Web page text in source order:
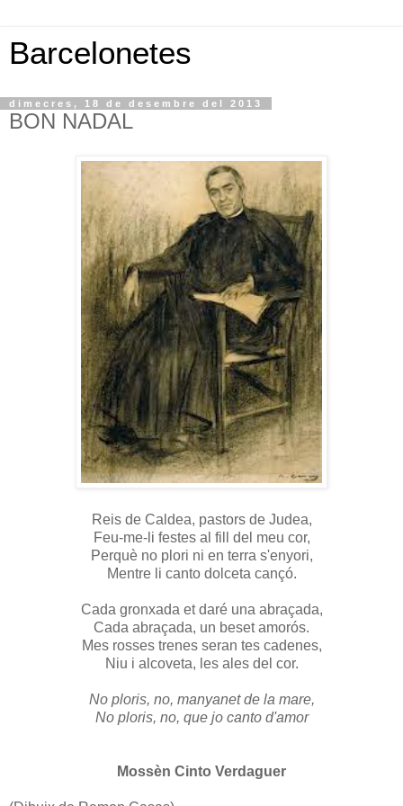
Barcelonetes
dimecres, 18 de desembre del 2013
BON NADAL
Reis de Caldea, pastors de Judea,
Feu-me-li festes al fill del meu cor,
Perquè no plori ni en terra s'enyori,
Mentre li canto dolceta cançó.
Cada gronxada et daré una abraçada,
Cada abraçada, un beset amorós.
Mes rosses trenes seran tes cadenes,
Niu i alcoveta, les ales del cor.
No ploris, no, manyanet de la mare,
No ploris, no, que jo canto d'amor
Mossèn Cinto Verdaguer